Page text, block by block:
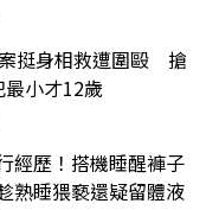
挺身相救遭圍毆 搶
小才12歲
經歷！搭機睡醒褲子
睡猥褻還疑留體液